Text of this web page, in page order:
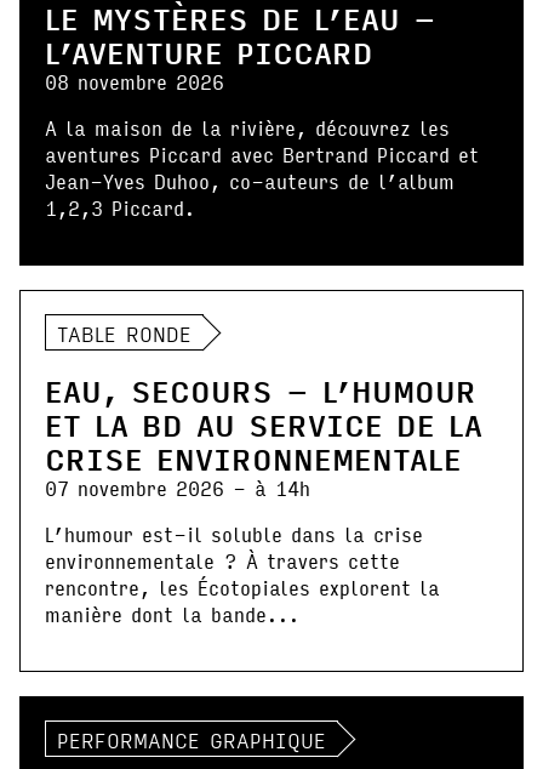
LE MYSTÈRES DE L’EAU –
L’AVENTURE PICCARD
08 novembre 2026
A la maison de la rivière, découvrez les
aventures Piccard avec Bertrand Piccard et
Jean-Yves Duhoo, co-auteurs de l’album
1,2,3 Piccard.
TABLE RONDE
EAU, SECOURS – L’HUMOUR
ET LA BD AU SERVICE DE LA
CRISE ENVIRONNEMENTALE
07 novembre 2026 - à 14h
L’humour est-il soluble dans la crise
environnementale ? À travers cette
rencontre, les Écotopiales explorent la
manière dont la bande...
PERFORMANCE GRAPHIQUE